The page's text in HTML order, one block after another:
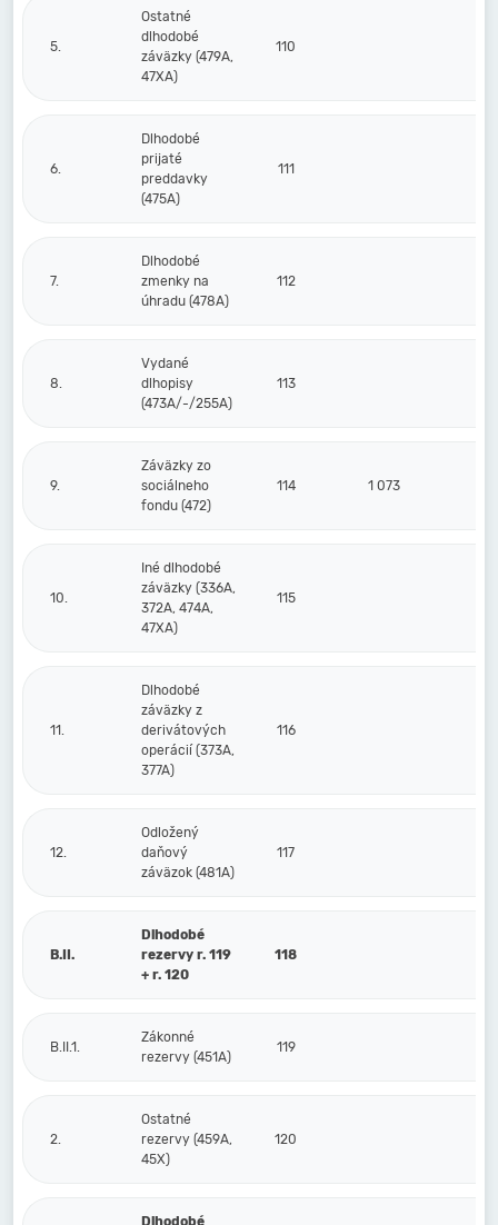
5.
Ostatné
dlhodobé
záväzky (479A,
47XA)
110
6.
Dlhodobé
prijaté
preddavky
(475A)
111
7.
Dlhodobé
zmenky na
úhradu (478A)
112
8.
Vydané
dlhopisy
(473A/-/255A)
113
9.
Záväzky zo
sociálneho
fondu (472)
114 1 073
10.
Iné dlhodobé
záväzky (336A,
372A, 474A,
47XA)
115
11.
Dlhodobé
záväzky z
derivátových
operácií (373A,
377A)
116
12.
Odložený
daňový
záväzok (481A)
117
B.II.
Dlhodobé
rezervy r. 119
+ r. 120
118
B.II.1.
Zákonné
rezervy (451A)
119
2.
Ostatné
rezervy (459A,
45X)
120
Dlhodobé